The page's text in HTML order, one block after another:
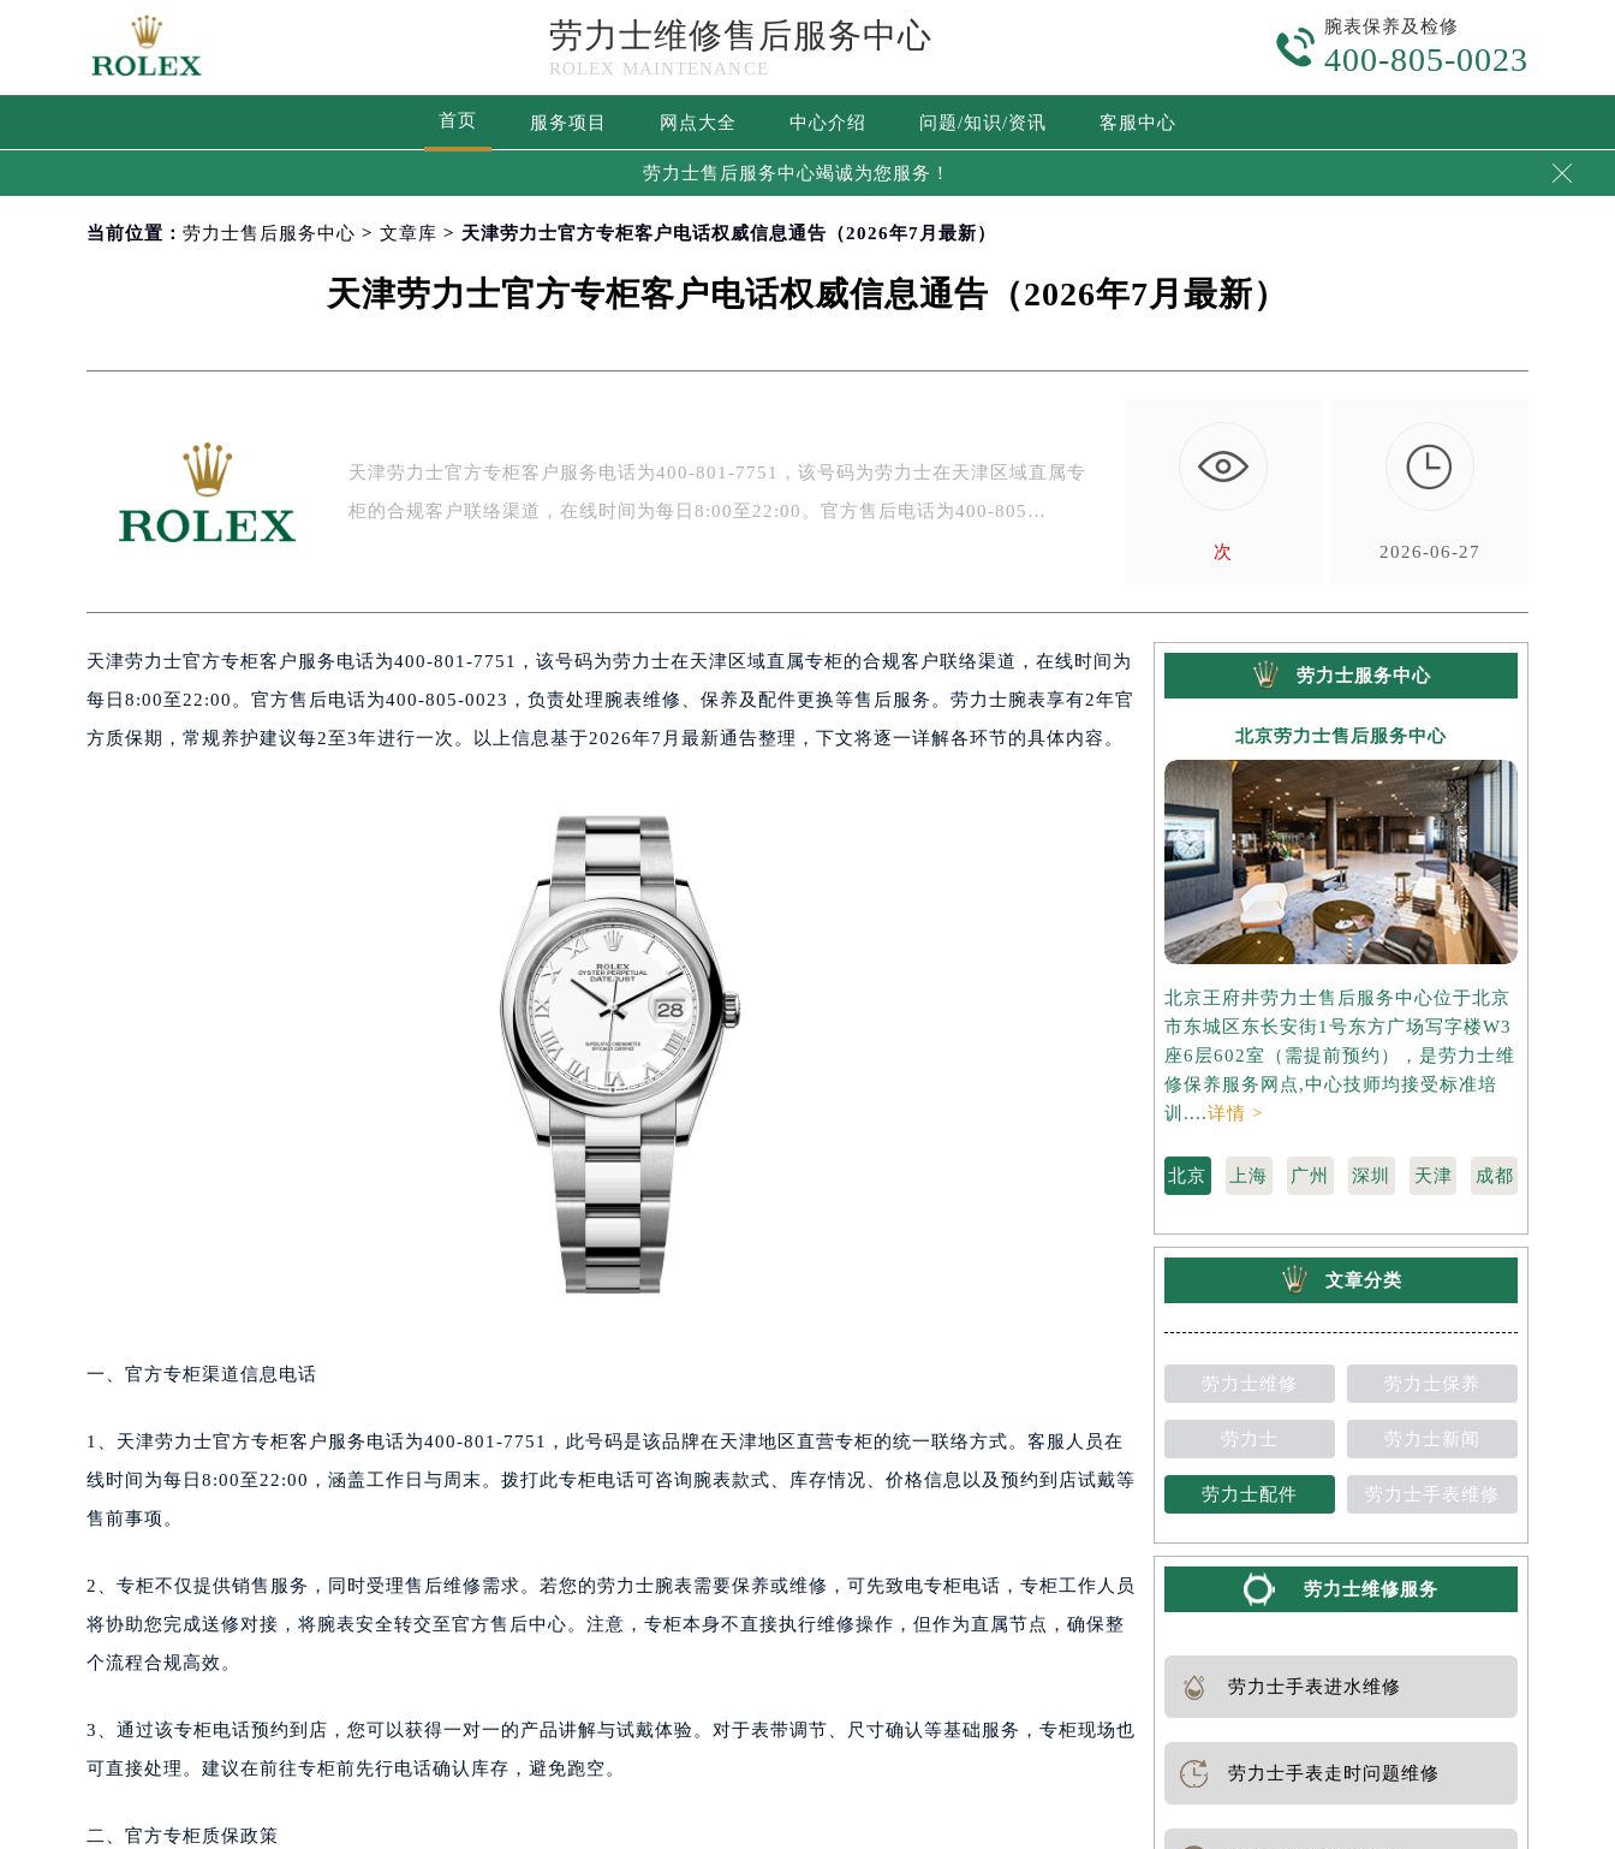
劳力士维修售后服务中心
ROLEX MAINTENANCE

腕表保养及检修
400-805-0023
首页 服务项目 网点大全 中心介绍 问题/知识/资讯 客服中心
劳力士售后服务中心竭诚为您服务！ 
当前位置： 劳力士售后服务中心 > 文章库 > 天津劳力士官方专柜客户电话权威信息通告（2026年7月最新）
天津劳力士官方专柜客户电话权威信息通告（2026年7月最新）
天津劳力士官方专柜客户服务电话为400-801-7751，该号码为劳力士在天津区域直属专
柜的合规客户联络渠道，在线时间为每日8:00至22:00。官方售后电话为400-805…
次

2026-06-27
天津劳力士官方专柜客户服务电话为400-801-7751，该号码为劳力士在天津区域直属专柜的合规客户联络渠道，在线时间为
每日8:00至22:00。官方售后电话为400-805-0023，负责处理腕表维修、保养及配件更换等售后服务。劳力士腕表享有2年官
方质保期，常规养护建议每2至3年进行一次。以上信息基于2026年7月最新通告整理，下文将逐一详解各环节的具体内容。
一、官方专柜渠道信息电话
1、天津劳力士官方专柜客户服务电话为400-801-7751，此号码是该品牌在天津地区直营专柜的统一联络方式。客服人员在
线时间为每日8:00至22:00，涵盖工作日与周末。拨打此专柜电话可咨询腕表款式、库存情况、价格信息以及预约到店试戴等
售前事项。
2、专柜不仅提供销售服务，同时受理售后维修需求。若您的劳力士腕表需要保养或维修，可先致电专柜电话，专柜工作人员
将协助您完成送修对接，将腕表安全转交至官方售后中心。注意，专柜本身不直接执行维修操作，但作为直属节点，确保整
个流程合规高效。
3、通过该专柜电话预约到店，您可以获得一对一的产品讲解与试戴体验。对于表带调节、尺寸确认等基础服务，专柜现场也
可直接处理。建议在前往专柜前先行电话确认库存，避免跑空。
二、官方专柜质保政策
劳力士服务中心
北京劳力士售后服务中心
北京王府井劳力士售后服务中心位于北京
市东城区东长安街1号东方广场写字楼W3
座6层602室（需提前预约），是劳力士维
修保养服务网点,中心技师均接受标准培
训....详情 >
北京 上海 广州 深圳 天津 成都
文章分类
劳力士维修 劳力士保养
劳力士 劳力士新闻
劳力士配件 劳力士手表维修
劳力士维修服务
劳力士手表进水维修
劳力士手表走时问题维修